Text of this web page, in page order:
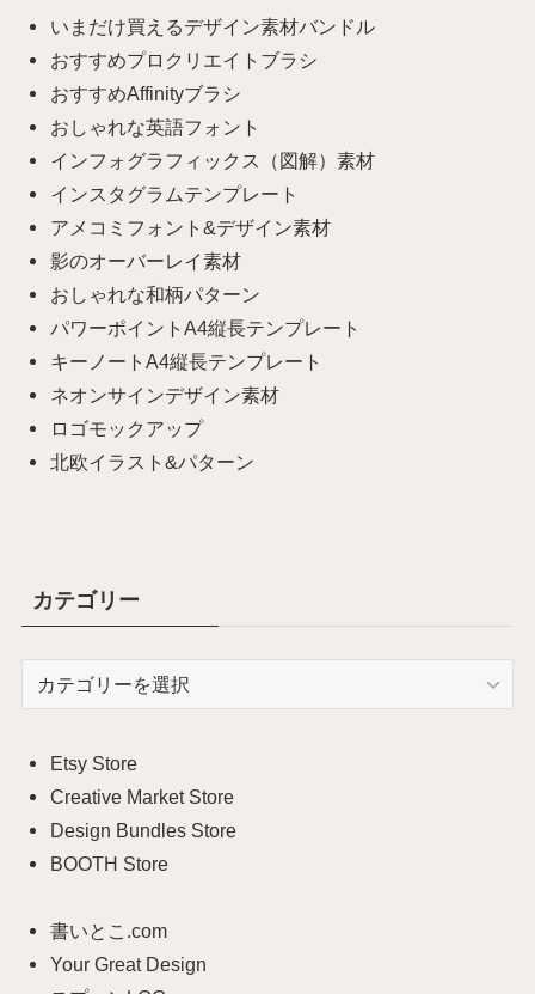
いまだけ買えるデザイン素材バンドル
おすすめプロクリエイトブラシ
おすすめAffinityブラシ
おしゃれな英語フォント
インフォグラフィックス（図解）素材
インスタグラムテンプレート
アメコミフォント&デザイン素材
影のオーバーレイ素材
おしゃれな和柄パターン
パワーポイントA4縦長テンプレート
キーノートA4縦長テンプレート
ネオンサインデザイン素材
ロゴモックアップ
北欧イラスト&パターン
カテゴリー
リ
ー
Etsy Store
Creative Market Store
Design Bundles Store
BOOTH Store
書いとこ.com
Your Great Design